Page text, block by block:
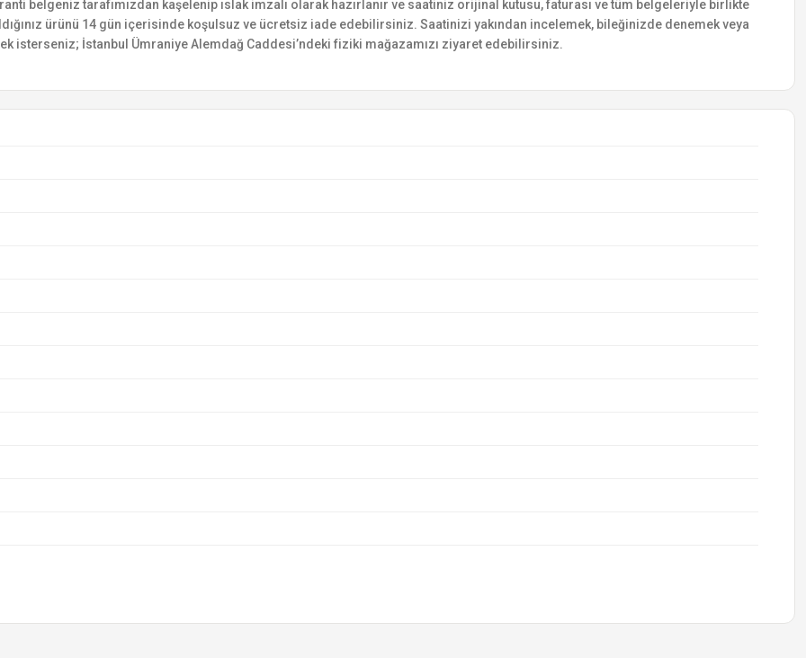
belgeniz tarafımızdan kaşelenip ıslak imzalı olarak hazırlanır ve saatiniz orijinal kutusu, faturası ve tüm belgeleriyle birlikte
ürünü 14 gün içerisinde koşulsuz ve ücretsiz iade edebilirsiniz. Saatinizi yakından incelemek, bileğinizde denemek veya
isterseniz; İstanbul Ümraniye Alemdağ Caddesi’ndeki fiziki mağazamızı ziyaret edebilirsiniz.